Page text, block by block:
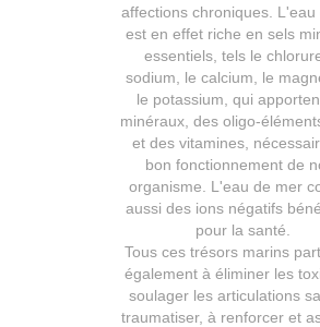
affections chroniques. L'eau
est en effet riche en sels
essentiels, tels le
sodium, le calcium, le
le potassium, qui
minéraux, des oligo-
et des vitamines,
bon fonctionnement de
organisme. L'eau de mer
aussi des ions négatifs
pour la santé.
Tous ces trésors marins
également à éliminer les
soulager les articulations
traumatiser, à renforcer et